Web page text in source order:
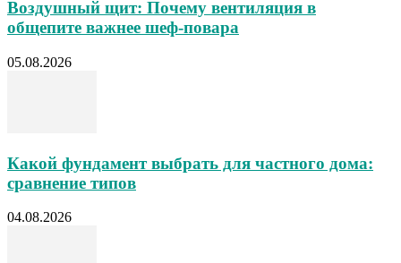
Воздушный щит: Почему вентиляция в
общепите важнее шеф-повара
05.08.2026
Какой фундамент выбрать для частного дома:
сравнение типов
04.08.2026